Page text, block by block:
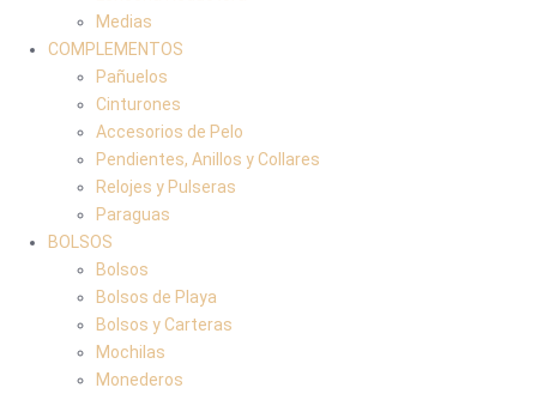
Medias
COMPLEMENTOS
Pañuelos
Cinturones
Accesorios de Pelo
Pendientes, Anillos y Collares
Relojes y Pulseras
Paraguas
BOLSOS
Bolsos
Bolsos de Playa
Bolsos y Carteras
Mochilas
Monederos